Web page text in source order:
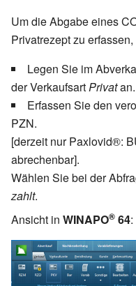
Um die Abgabe eines
Privatrezept zu
Legen Sie im
der VerkaufsartPrivatan.
Erfassen Sie den
PZN.
[derzeit nur Paxlovid®:
abrechenbar].
Wählen Sie bei der
zahlt.
Ansicht in WINAPO® 64: